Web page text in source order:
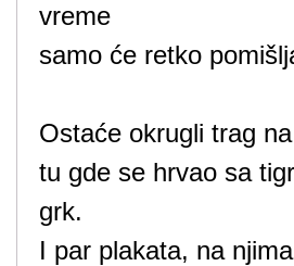
vreme
samo će retko
Ostaće okrugli trag
tu gde se hrvao sa
grk.
I par plakata, na